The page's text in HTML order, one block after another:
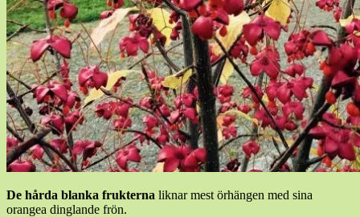
De hårda blanka frukterna liknar mest örhängen med sina
orangea dinglande frön.